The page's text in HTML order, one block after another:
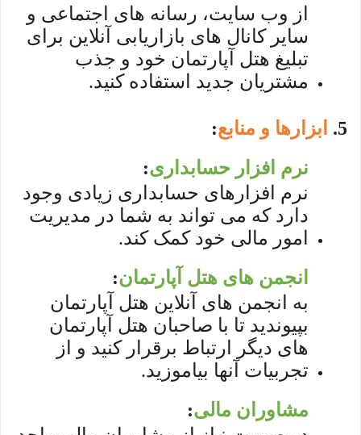
از وب سایت، رسانه های اجتماعی و
سایر کانال های بازاریابی آنلاین برای
تبلیغ هتل آپارتمان خود و جذب
مشتریان جدید استفاده کنید.
5. ابزارها و منابع:
نرم افزار حسابداری:
نرم افزارهای حسابداری زیادی وجود
دارد که می تواند به شما در مدیریت
امور مالی خود کمک کند.
انجمن های هتل آپارتمان:
به انجمن های آنلاین هتل آپارتمان
بپیوندید تا با صاحبان هتل آپارتمان
های دیگر ارتباط برقرار کنید و از
تجربیات آنها بیاموزید.
مشاوران مالی: